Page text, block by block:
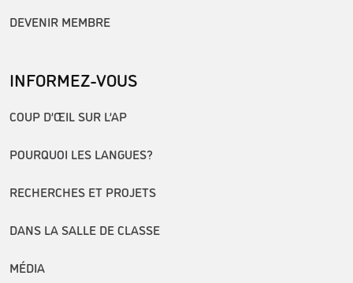
DEVENIR MEMBRE
INFORMEZ-VOUS
COUP D’ŒIL SUR L’AP
POURQUOI LES LANGUES?
RECHERCHES ET PROJETS
DANS LA SALLE DE CLASSE
MÉDIA